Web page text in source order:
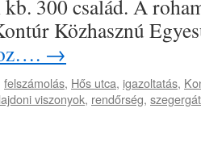
300 család. A
Közhasznú
→
felszámolás, Hős utca, igazoltatás,
viszonyok, rendőrség,